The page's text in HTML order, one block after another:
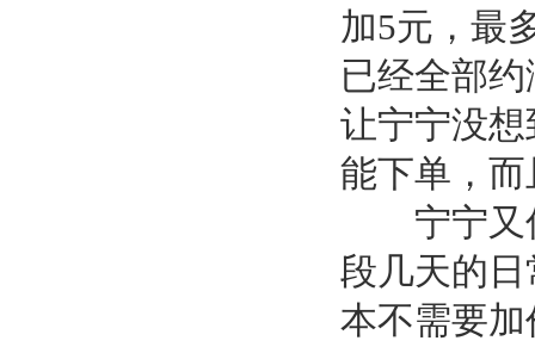
加5元，最
已经全部
让宁宁没
能下单，
宁宁又仔
段几天的
本不需要